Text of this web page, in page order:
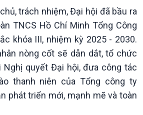
Góc nhìn VOV1
Bình luận
10 phút Sự kiện - Luận bàn
Câu chuyện thời sự
Dòng chảy sự kiện
Đối thoại
Diễn đàn chủ nhật
trách nhiệm, Đại hội đã bầu ra
TNCS Hồ Chí Minh Tổng Công
khóa III, nhiệm kỳ 2025 - 2030.
nòng cốt sẽ dẫn dắt, tổ chức
quyết Đại hội, đưa công tác
thanh niên của Tổng công ty
phát triển mới, mạnh mẽ và toàn